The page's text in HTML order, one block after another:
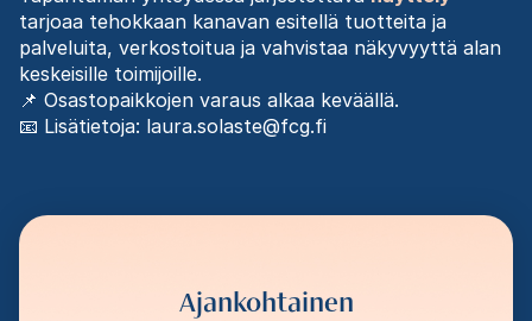
tarjoaa tehokkaan kanavan esitellä tuotteita ja
palveluita, verkostoitua ja vahvistaa näkyvyyttä alan
keskeisille toimijoille.
📌 Osastopaikkojen varaus alkaa keväällä.
📧 Lisätietoja: laura.solaste@fcg.fi
Ajankohtainen